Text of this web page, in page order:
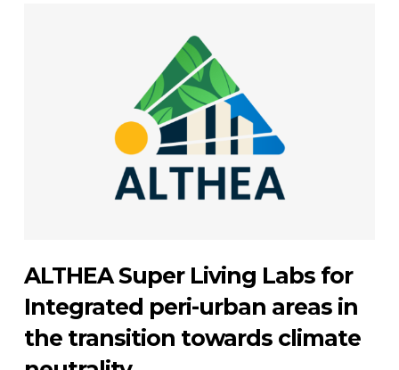
ALTHEA Super Living Labs for
Integrated peri-urban areas in
the transition towards climate